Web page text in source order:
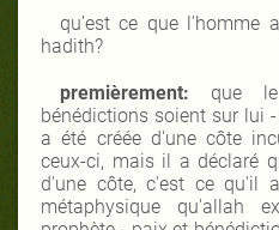
qu’est ce que l'homme
hadith?
premièrement: que
bénédictions soient sur lui
a été créée d'une côte
ceux-ci, mais il a déclaré
d'une côte, c'est ce qu'il
métaphysique qu'allah